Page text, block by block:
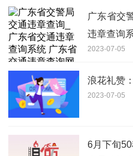
广东省交
违章查询
2023-07-05
浪花礼赞
2023-07-05
6月下旬